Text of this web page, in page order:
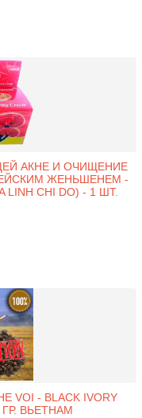
АКНЕ И ОЧИЩЕНИЕ
ЖЕНЬШЕНЕМ -
LINH CHI DO) - 1 ШТ.
VOI - BLACK IVORY
ГР. ВЬЕТНАМ